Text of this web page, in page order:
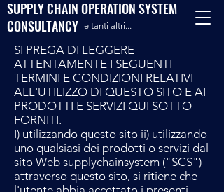
SUPPLY CHAIN OPERATION SYSTEM
CONSULTANCY e tanti altri...
SI PREGA DI LEGGERE
ATTENTAMENTE I SEGUENTI
TERMINI E CONDIZIONI RELATIVI
ALL'UTILIZZO DI QUESTO SITO E AI
PRODOTTI E SERVIZI QUI SOTTO
FORNITI.
I) utilizzando questo sito ii) utilizzando
uno qualsiasi dei prodotti o servizi dal
sito Web supplychainsystem ("SCS")
attraverso questo sito, si ritiene che